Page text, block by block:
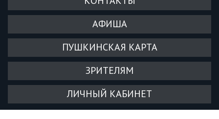
АФИША
ПУШКИНСКАЯ КАРТА
ЗРИТЕЛЯМ
ЛИЧНЫЙ КАБИНЕТ